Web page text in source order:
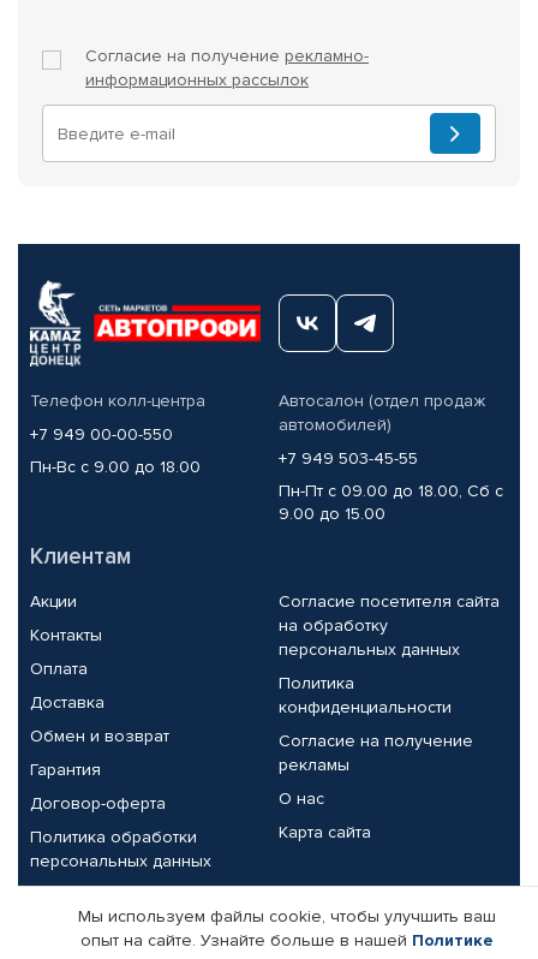
Согласие на получение рекламно-
информационных рассылок
Телефон колл-центра
+7 949 00-00-550
Пн-Вс с 9.00 до 18.00
Автосалон (отдел продаж
автомобилей)
+7 949 503-45-55
Пн-Пт с 09.00 до 18.00, Сб с
9.00 до 15.00
Клиентам
Акции
Контакты
Оплата
Доставка
Обмен и возврат
Гарантия
Договор-оферта
Политика обработки
персональных данных
Согласие посетителя сайта
на обработку
персональных данных
Политика
конфиденциальности
Согласие на получение
рекламы
О нас
Карта сайта
Партнерам
Мы используем файлы cookie, чтобы улучшить ваш
опыт на сайте. Узнайте больше в нашей Политике